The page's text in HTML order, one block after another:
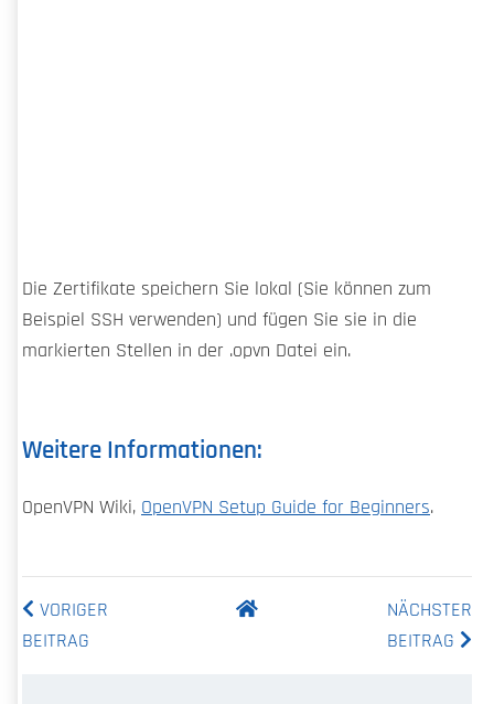
Die Zertifikate speichern Sie lokal (Sie können zum
Beispiel SSH verwenden) und fügen Sie sie in die
markierten Stellen in der .opvn Datei ein.
Weitere Informationen:
OpenVPN Wiki, OpenVPN Setup Guide for Beginners.
VORIGER
BEITRAG
NÄCHSTER
BEITRAG